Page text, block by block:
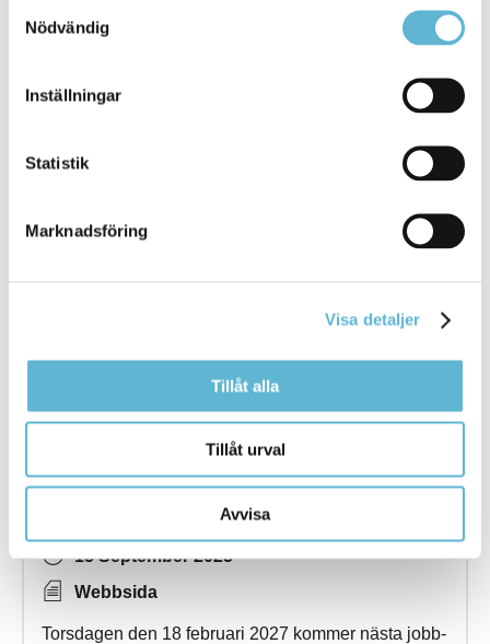
Nödvändig
Inställningar
Statistik
Marknadsföring
Visa detaljer
Tillåt alla
Tillåt urval
Avvisa
Webbsida
hälsa, utbildning, kultur, konferenser ...
Sparbankshallen - en plats för motion, aktiviteter,
Jobb - ochutbildningsmässa
15 September 2025
Webbsida
Torsdagen den 18 februari 2027 kommer nästa jobb-